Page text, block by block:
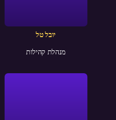
יובל טל
מנהלת קהילות